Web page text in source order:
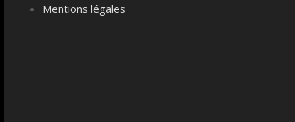
Mentions légales